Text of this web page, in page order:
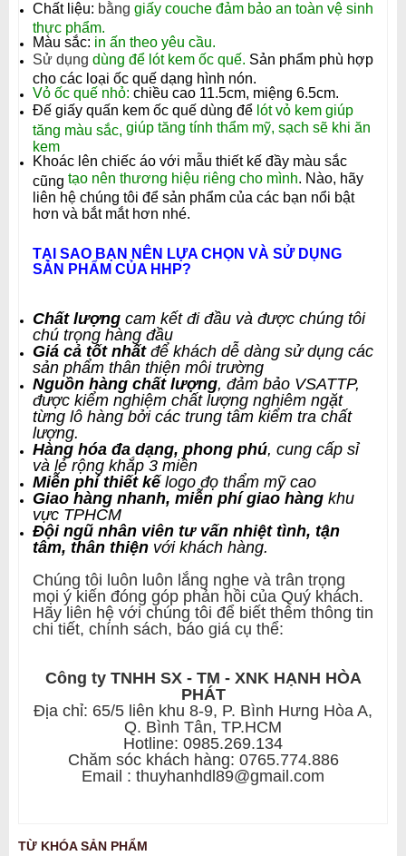
Chất liệu: bằng giấy couche đảm bảo an toàn vệ sinh
thực phẩm.
Màu sắc: in ấn theo yêu cầu.
Sử dụng dùng để lót kem ốc quế. Sản phẩm phù hợp
cho các loại ốc quế dạng hình nón.
Vỏ ốc quế nhỏ: chiều cao 11.5cm, miệng 6.5cm.
Đế giấy quấn kem ốc quế dùng để lót vỏ kem giúp
tăng màu sắc, giúp tăng tính thẩm mỹ, sạch sẽ khi ăn
kem
Khoác lên chiếc áo với mẫu thiết kế đầy màu sắc
cũng tạo nên thương hiệu riêng cho mình. Nào, hãy
liên hệ chúng tôi để sản phẩm của các bạn nổi bật
hơn và bắt mắt hơn nhé.
TẠI SAO BẠN NÊN LỰA CHỌN VÀ SỬ DỤNG
SẢN PHẨM CỦA HHP?
Chất lượng cam kết đi đầu và được chúng tôi
chú trọng hàng đầu
Giá cả tốt nhất để khách dễ dàng sử dụng các
sản phẩm thân thiện môi trường
Nguồn hàng chất lượng, đảm bảo VSATTP,
được kiểm nghiệm chất lượng nghiêm ngặt
từng lô hàng bởi các trung tâm kiểm tra chất
lượng.
Hàng hóa đa dạng, phong phú, cung cấp sỉ
và lẻ rộng khắp 3 miền
Miễn phí thiết kế logo đọ thẩm mỹ cao
Giao hàng nhanh, miễn phí giao hàng khu
vực TPHCM
Đội ngũ nhân viên tư vấn nhiệt tình, tận
tâm, thân thiện với khách hàng.
Chúng tôi luôn luôn lắng nghe và trân trọng
mọi ý kiến đóng góp phản hồi của Quý khách.
Hãy liên hệ với chúng tôi để biết thêm thông tin
chi tiết, chính sách, báo giá cụ thể:
Công ty TNHH SX - TM - XNK HẠNH HÒA
PHÁT
Địa chỉ: 65/5 liên khu 8-9, P. Bình Hưng Hòa A,
Q. Bình Tân, TP.HCM
Hotline: 0985.269.134
Chăm sóc khách hàng: 0765.774.886
Email : thuyhanhdl89@gmail.com
TỪ KHÓA SẢN PHẨM